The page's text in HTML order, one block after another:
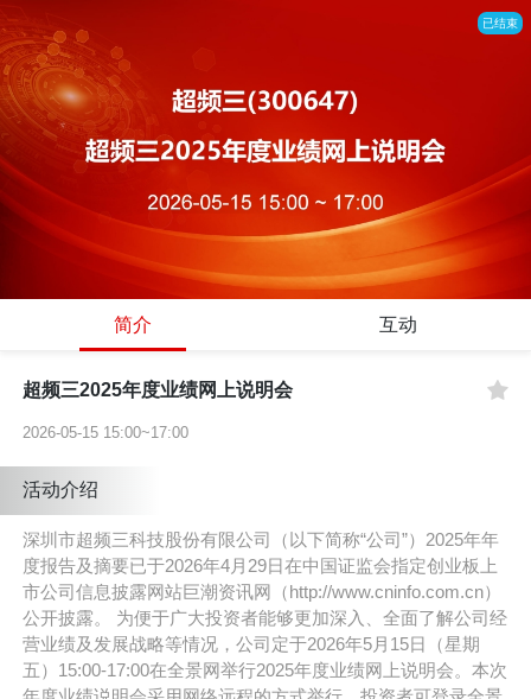
已结束
简介 互动
超频三2025年度业绩网上说明会
2026-05-15 15:00~17:00
活动介绍
深圳市超频三科技股份有限公司（以下简称“公司”）2025年年
度报告及摘要已于2026年4月29日在中国证监会指定创业板上
市公司信息披露网站巨潮资讯网（http://www.cninfo.com.cn）
公开披露。 为便于广大投资者能够更加深入、全面了解公司经
营业绩及发展战略等情况，公司定于2026年5月15日（星期
五）15:00-17:00在全景网举行2025年度业绩网上说明会。本次